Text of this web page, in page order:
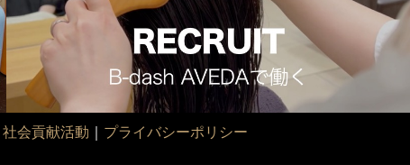
社会貢献活動 ｜ プライバシーポリシー